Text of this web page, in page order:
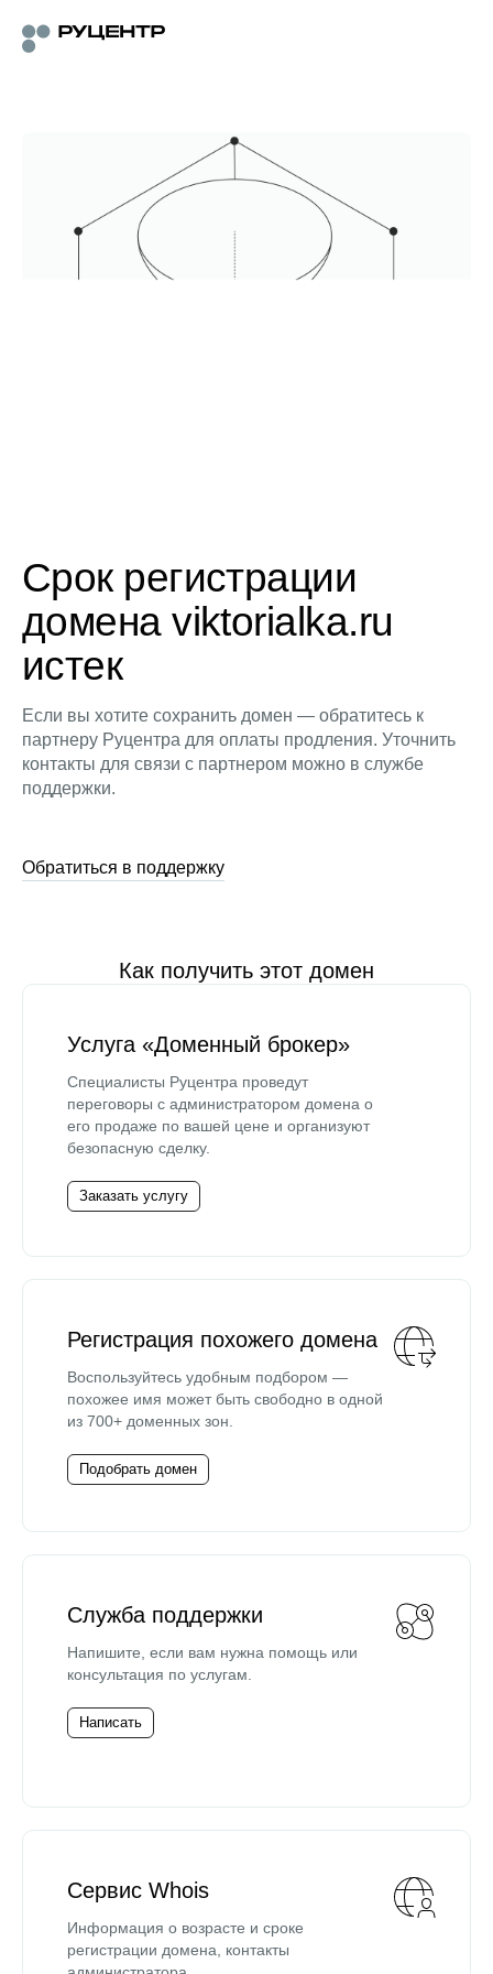
Срок регистрации
домена viktorialka.ru
истек
Если вы хотите сохранить домен — обратитесь к
партнеру Руцентра для оплаты продления. Уточнить
контакты для связи с партнером можно в службе
поддержки.
Обратиться в поддержку
Как получить этот домен
Услуга «Доменный брокер»
Специалисты Руцентра проведут
переговоры с администратором домена о
его продаже по вашей цене и организуют
безопасную сделку.
Заказать услугу
Регистрация похожего домена
Воспользуйтесь удобным подбором —
похожее имя может быть свободно в одной
из 700+ доменных зон.
Подобрать домен
Служба поддержки
Напишите, если вам нужна помощь или
консультация по услугам.
Написать
Сервис Whois
Информация о возрасте и сроке
регистрации домена, контакты